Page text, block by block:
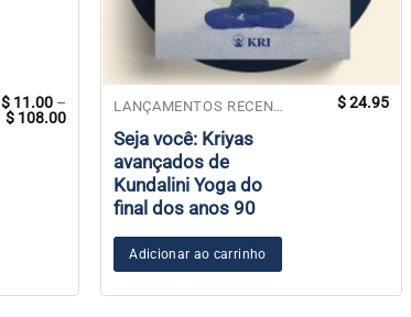
$11.00 –
$108.00Faixa
$ 11.00
através
$ 108.00
LANÇAMENTOS RECENTES
Seja você: Kriyas
avançados de
Kundalini Yoga do
final dos anos 90
$24.95
Adicionar ao carrinho